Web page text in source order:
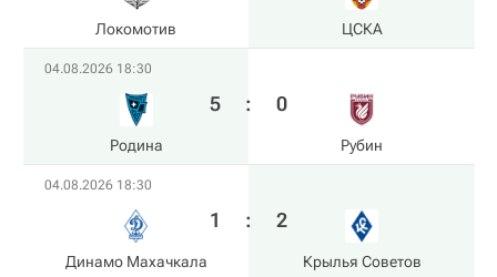
Локомотив ЦСКА
04.08.2026 18:30
Родина
5 : 0
Рубин
04.08.2026 18:30
Динамо Махачкала
1 : 2
Крылья Советов